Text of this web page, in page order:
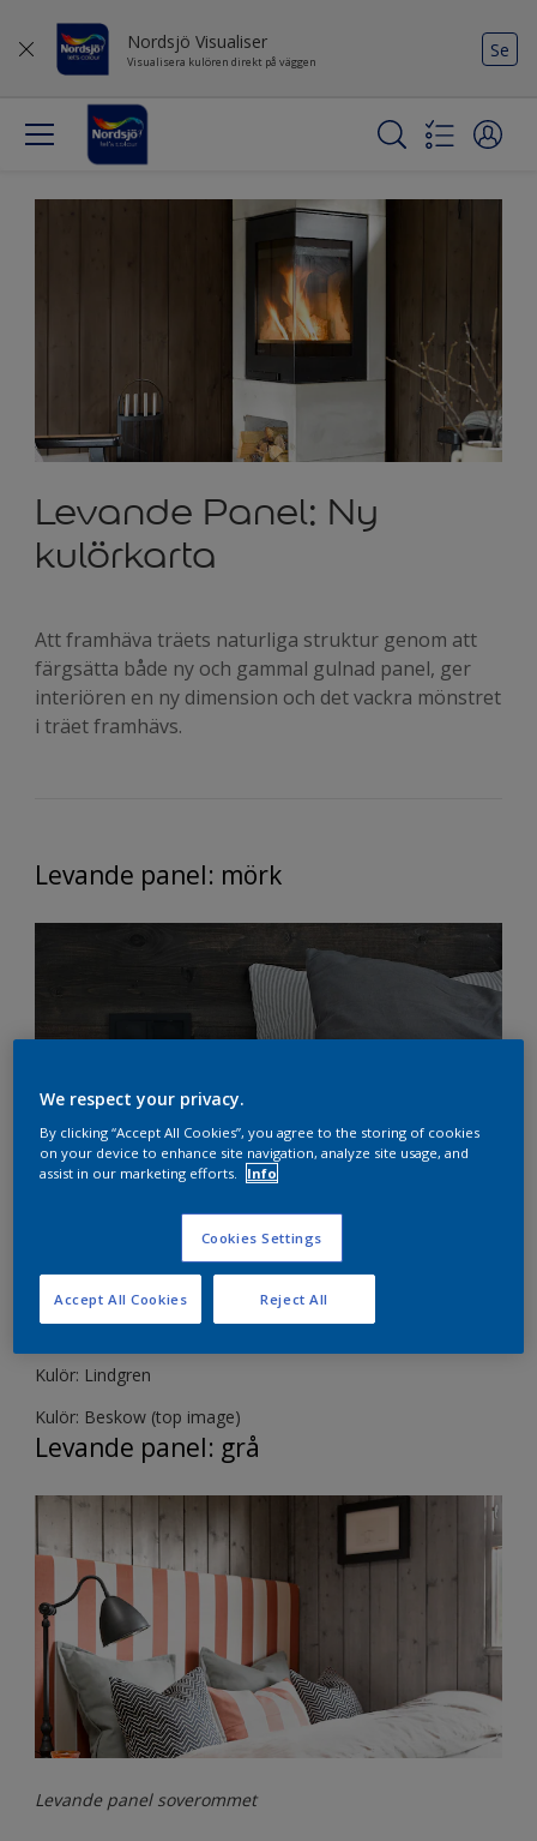
Nordsjö Visualiser
Visualisera kulören direkt på väggen
Se
Levande Panel: Ny
kulörkarta
Att framhäva träets naturliga struktur genom att
färgsätta både ny och gammal gulnad panel, ger
interiören en ny dimension och det vackra mönstret
i träet framhävs.
Levande panel: mörk
Att framhäva träets naturliga struktur genom att färgsätta
både ny och gammal gulnad panel, ger interiören en ny
Kulör: Lindgren
Kulör: Beskow (top image)
Levande panel: grå
Levande panel soverommet
We respect your privacy.
By clicking “Accept All Cookies”, you agree to the storing of cookies
on your device to enhance site navigation, analyze site usage, and
assist in our marketing efforts.
Info
Cookies Settings
Reject All
Accept All Cookies